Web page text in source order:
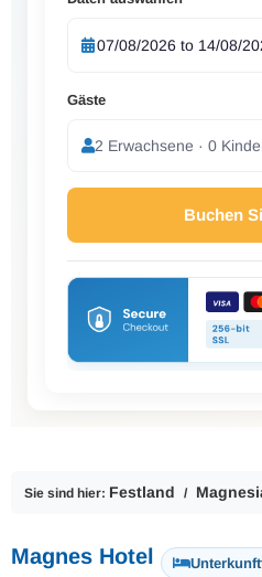
Gäste
2 Erwachsene · 0
Buchen
Sie sind hier: Festland
Magnes Hotel